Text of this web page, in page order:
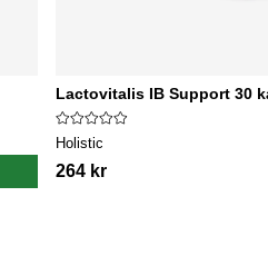
Lactovitalis IB Support 30
Holistic
264 kr